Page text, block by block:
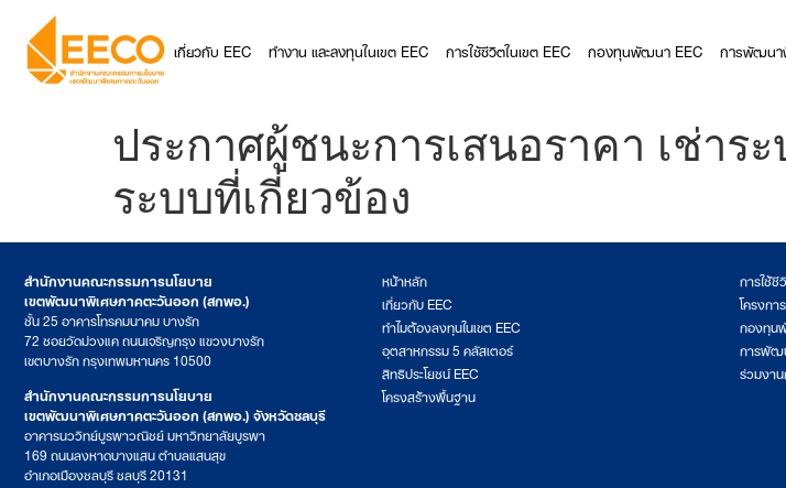
เกี่ยวกับ EEC ทำงาน และลงทุนในเขต EEC การใช้ชีวิตในเขต EEC กองทุนพัฒนา EEC การพัฒนา
ประกาศผู้ชนะการเสนอราคา เช่า
ระบบที่เกี่ยวข้อง
สำนักงานคณะกรรมการนโยบาย
เขตพัฒนาพิเศษภาคตะวันออก (สกพอ.)
ชั้น 25 อาคารโทรคมนาคม บางรัก
72 ซอยวัดม่วงแค ถนนเจริญกรุง แขวงบางรัก
เขตบางรัก กรุงเทพมหานคร 10500
สำนักงานคณะกรรมการนโยบาย
เขตพัฒนาพิเศษภาคตะวันออก (สกพอ.) จังหวัดชลบุรี
อาคารนววิทย์บูรพาวณิชย์ มหาวิทยาลัยบูรพา
169 ถนนลงหาดบางแสน ตำบลแสนสุข
อำเภอเมืองชลบุรี ชลบุรี 20131
หน้าหลัก
เกี่ยวกับ EEC
ทำไมต้องลงทุนในเขต EEC
อุตสาหกรรม 5 คลัสเตอร์
สิทธิประโยชน์ EEC
โครงสร้างพื้นฐาน
การใช้ชี
โครงกา
กองทุน
การพัฒ
ร่วมงา